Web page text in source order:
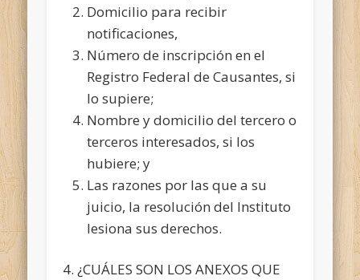
Domicilio para recibir
notificaciones,
Número de inscripción en el
Registro Federal de Causantes, si
lo supiere;
Nombre y domicilio del tercero o
terceros interesados, si los
hubiere; y
Las razones por las que a su
juicio, la resolución del Instituto
lesiona sus derechos.
4. ¿CUÁLES SON LOS ANEXOS QUE